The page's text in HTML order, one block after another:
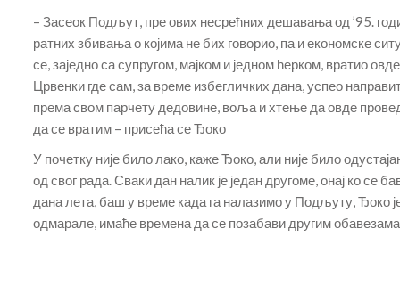
– Засеок Подљут, пре ових несрећних дешавања од ’95.
ратних збивања о којима не бих говорио, па и економске
се, заједно са супругом, мајком и једном ћерком, вратио
Црвенки где сам, за време избегличких дана, успео
према свом парчету дедовине, воља и хтење да овде
да се вратим – присећа се Ђоко
У почетку није било лако, каже Ђоко, али није било
од свог рада. Сваки дан налик је један другоме, онај ко
дана лета, баш у време када га налазимо у Подљуту, Ђоко
одмарале, имаће времена да се позабави другим